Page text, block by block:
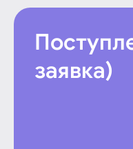
заявка)